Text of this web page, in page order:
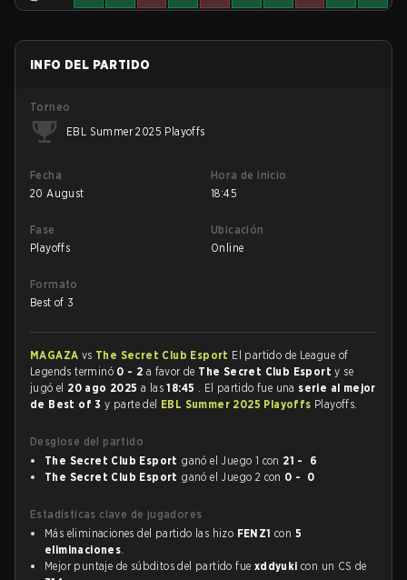
INFO DEL PARTIDO
Torneo
EBL Summer 2025 Playoffs
Fecha
20 August
Hora de inicio
18:45
Fase
Playoffs
Ubicación
Online
Formato
Best of 3
MAGAZA vs The Secret Club Esport El partido de League of
Legends terminó 0 - 2 a favor de The Secret Club Esporty se
jugó el 20 ago 2025a las18:45 . El partido fue una serie al mejor
de Best of 3y parte del EBL Summer 2025 Playoffs Playoffs.
Desglose del partido
The Secret Club Esport ganó el Juego 1 con 21 - 6
The Secret Club Esport ganó el Juego 2 con 0 - 0
Estadísticas clave de jugadores
Más eliminaciones del partido las hizo FENZ1 con 5
eliminaciones.
Mejor puntaje de súbditos del partido fue xddyuki con un CS de